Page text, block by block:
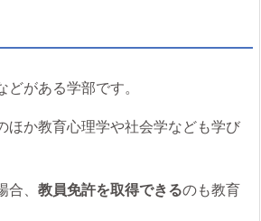
がある学部です。
ほか教育心理学や社会学なども学び
、 教員免許を取得できるのも教育